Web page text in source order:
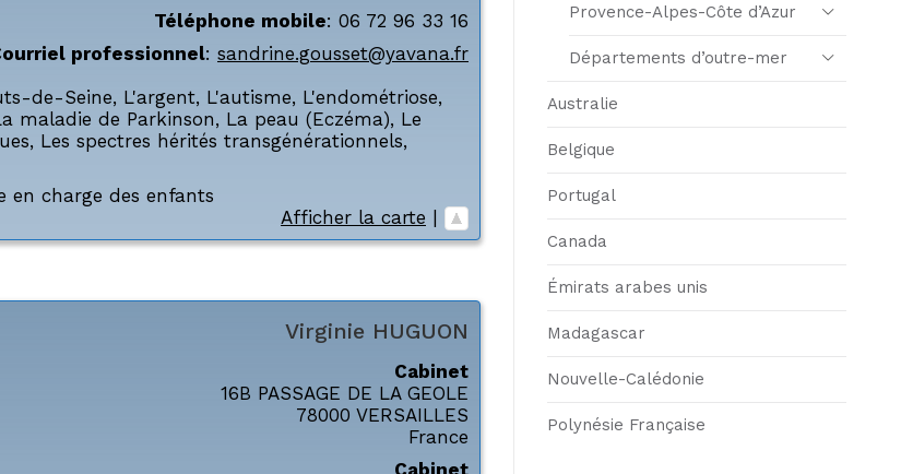
Téléphone mobile: 06 72 96 33 16
professionnel: sandrine.gousset@yavana.fr
de-Seine, L'argent, L'autisme, L'endométriose,
maladie de Parkinson, La peau (Eczéma), Le
, Les spectres hérités transgénérationnels,
en charge des enfants
Afficher la carte |
Virginie HUGUON
Cabinet
16B PASSAGE DE LA GEOLE
78000 VERSAILLES
France
Provence-Alpes-Côte d’Azur
Départements d’outre-mer
Australie
Belgique
Portugal
Canada
Émirats arabes unis
Madagascar
Nouvelle-Calédonie
Polynésie Française